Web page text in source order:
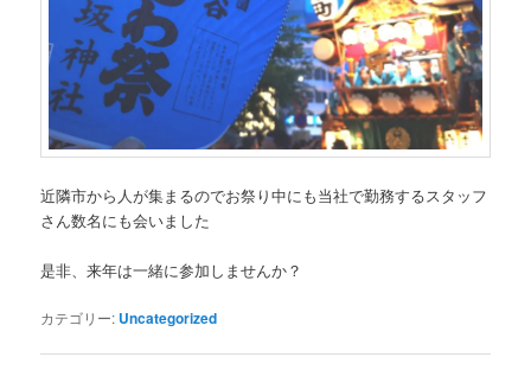
近隣市から人が集まるのでお祭り中にも当社で勤務するスタッフ
さん数名にも会いました
是非、来年は一緒に参加しませんか？
カテゴリー: Uncategorized